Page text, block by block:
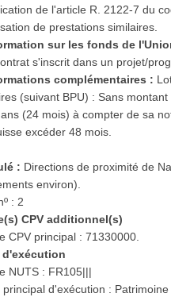
de l'article R. 2122-7 du
de prestations similaires.
sur les fonds de
s'inscrit dans un projet/
complémentaires :
(suivant BPU) : Sans
(24 mois) à compter de sa
excéder 48 mois.
: Directions de proximité de
environ).
: 2
CPV additionnel(s)
CPV principal : 71330000.
d'exécution
NUTS : FR105|||
principal d'exécution :